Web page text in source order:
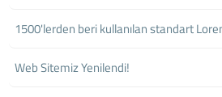
1500'lerden beri kullanılan standart
Web Sitemiz Yenilendi!